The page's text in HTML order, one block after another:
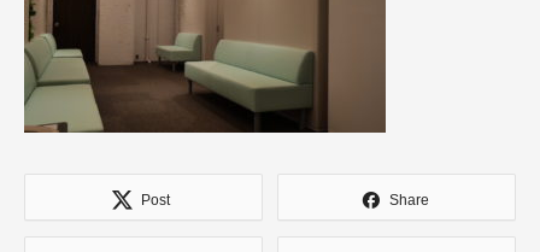
Post Share